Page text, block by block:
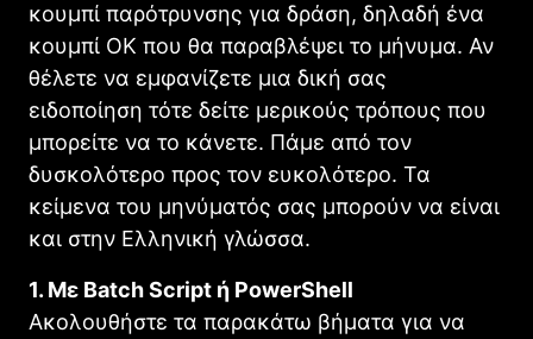
κουμπί παρότρυνσης για δράση, δηλαδή ένα
κουμπί OK που θα παραβλέψει το μήνυμα. Αν
θέλετε να εμφανίζετε μια δική σας
ειδοποίηση τότε δείτε μερικούς τρόπους που
μπορείτε να το κάνετε. Πάμε από τον
δυσκολότερο προς τον ευκολότερο. Τα
κείμενα του μηνύματός σας μπορούν να είναι
και στην Ελληνική γλώσσα.
1. Με Batch Script ή PowerShell
Ακολουθήστε τα παρακάτω βήματα για να